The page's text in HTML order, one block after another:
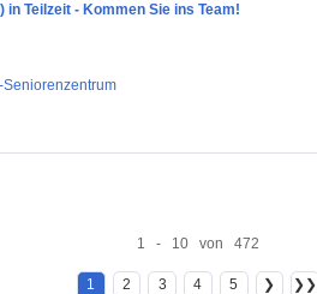
Teilzeit - Kommen Sie ins Team!
Seniorenzentrum
1 - 10 von 472
1 2 3 4 5 ❯ ❯❯